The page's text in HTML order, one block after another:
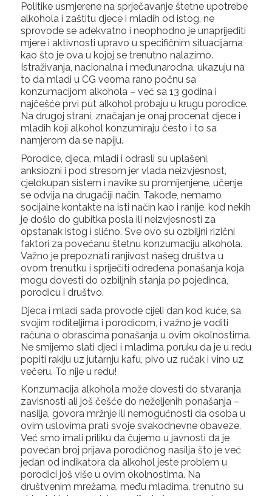
Politike usmjerene na sprječavanje štetne upotrebe
alkohola i zaštitu djece i mladih od istog, ne
sprovode se adekvatno i neophodno je unaprijediti
mjere i aktivnosti upravo u specifičnim situacijama
kao što je ova u kojoj se trenutno nalazimo.
Istraživanja, nacionalna i međunarodna, ukazuju na
to da mladi u CG veoma rano počnu sa
konzumacijom alkohola – već sa 13 godina i
najčešće prvi put alkohol probaju u krugu porodice.
Na drugoj strani, značajan je onaj procenat djece i
mladih koji alkohol konzumiraju često i to sa
namjerom da se napiju.
Porodice, djeca, mladi i odrasli su uplašeni,
anksiozni i pod stresom jer vlada neizvjesnost,
cjelokupan sistem i navike su promijenjene, učenje
se odvija na drugačiji način. Takođe, nemamo
socijalne kontakte na isti način kao i ranije, kod nekih
je došlo do gubitka posla ili neizvjesnosti za
opstanak istog i slično. Sve ovo su ozbiljni rizični
faktori za povećanu štetnu konzumaciju alkohola.
Važno je prepoznati ranjivost našeg društva u
ovom trenutku i spriječiti određena ponašanja koja
mogu dovesti do ozbiljnih stanja po pojedinca,
porodicu i društvo.
Djeca i mladi sada provode cijeli dan kod kuće, sa
svojim roditeljima i porodicom, i važno je voditi
računa o obrascima ponašanja u ovim okolnostima.
Ne smijemo slati djeci i mladima poruku da je u redu
popiti rakiju uz jutarnju kafu, pivo uz ručak i vino uz
večeru. To nije u redu!
Konzumacija alkohola može dovesti do stvaranja
zavisnosti ali još češće do neželjenih ponašanja –
nasilja, govora mržnje ili nemogućnosti da osoba u
ovim uslovima prati svoje svakodnevne obaveze.
Već smo imali priliku da čujemo u javnosti da je
povećan broj prijava porodičnog nasilja što je već
jedan od indikatora da alkohol jeste problem u
porodici još više u ovim okolnostima. Na
društvenim mrežama, među mladima, trenutno su